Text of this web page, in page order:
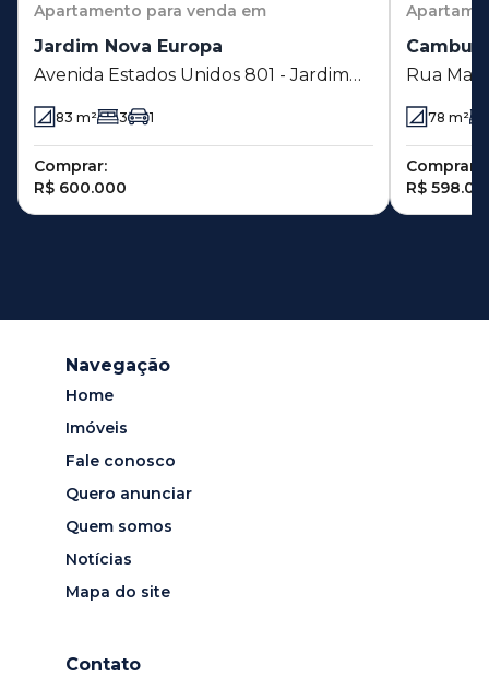
Apartamento para venda em
Jardim Nova Europa
Avenida Estados Unidos 801 - Jardim
Nova Europa - Campinas - SP
83 m² 3 1
Comprar:
R$ 600.000
Cambuí
Rua
78 m²
Comprar:
R$
Navegação
Home
Imóveis
Fale conosco
Quero anunciar
Quem somos
Notícias
Mapa do site
Contato